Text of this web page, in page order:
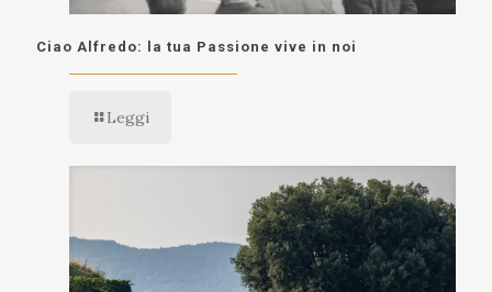
Ciao Alfredo: la tua Passione vive in noi
Leggi